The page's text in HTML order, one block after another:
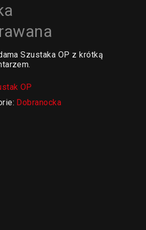
Szustaka OP z krótką
OP
Dobranocka